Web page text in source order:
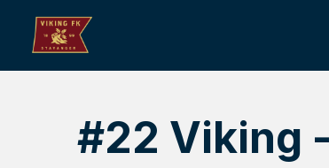
#22 Viking